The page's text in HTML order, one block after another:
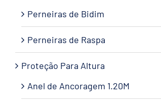
Perneiras de Bidim
Perneiras de Raspa
Proteção Para Altura
Anel de Ancoragem 1.20M